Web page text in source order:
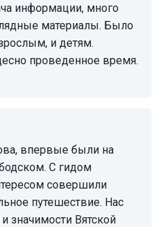
информации, много
материалы. Было
и детям.
проведенное время.
С гидом
совершили
путешествие. Нас
значимости Вятской